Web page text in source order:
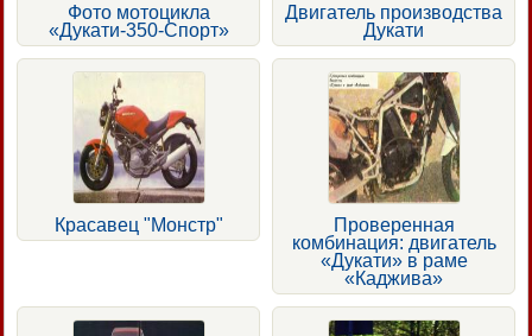
Фото мотоцикла
«Дукати-350-Спорт»
Двигатель производства
Дукати
Красавец "Монстр"
Проверенная
комбинация: двигатель
«Дукати» в раме
«Каджива»